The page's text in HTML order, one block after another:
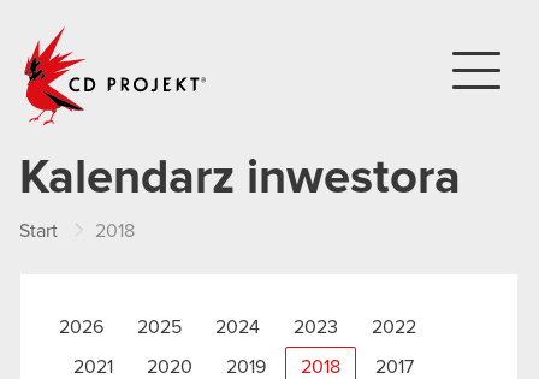
Kalendarz inwestora
Start 2018
2026 2025 2024 2023 2022
2021 2020 2019 2018 2017